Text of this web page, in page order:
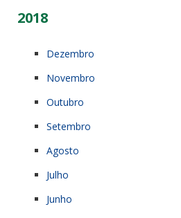
2018
Dezembro
Novembro
Outubro
Setembro
Agosto
Julho
Junho